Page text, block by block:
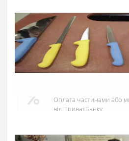
Доставка протягом 1-3
Гарантія якості
10 років гарантія на ножі
Оплата частинами або
від ПриватБанку